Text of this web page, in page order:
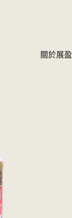
關於展盈